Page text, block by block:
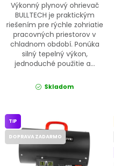
Výkonný plynový ohrievač
BULLTECH je praktickým
riešením pre rýchle zohriatie
pracovných priestorov v
chladnom období. Ponúka
silný tepelný výkon,
jednoduché použitie a...
Skladom
TIP
DOPRAVA ZADARMO